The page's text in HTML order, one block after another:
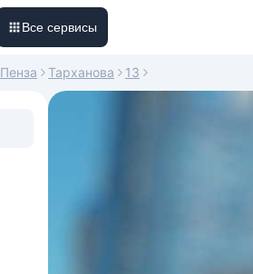
Все сервисы
Пенза Тарханова 13